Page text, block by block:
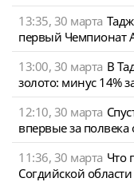
13:35, 30 марта
первый Чемпионат
13:00, 30 марта В
золото: минус 14%
12:10, 30 марта
впервые за полвека
11:36, 30 марта Что
Согдийской области